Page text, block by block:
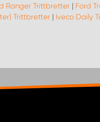
Ranger Trittbretter| Ford
Trittbretter | Iveco Daily